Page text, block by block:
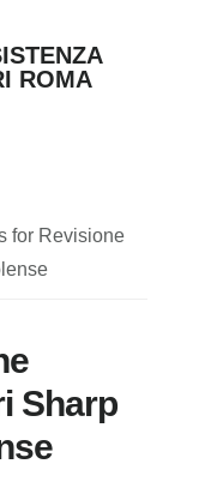
ROMA
for Revisione
Sharp